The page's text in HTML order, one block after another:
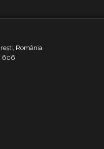
România
606